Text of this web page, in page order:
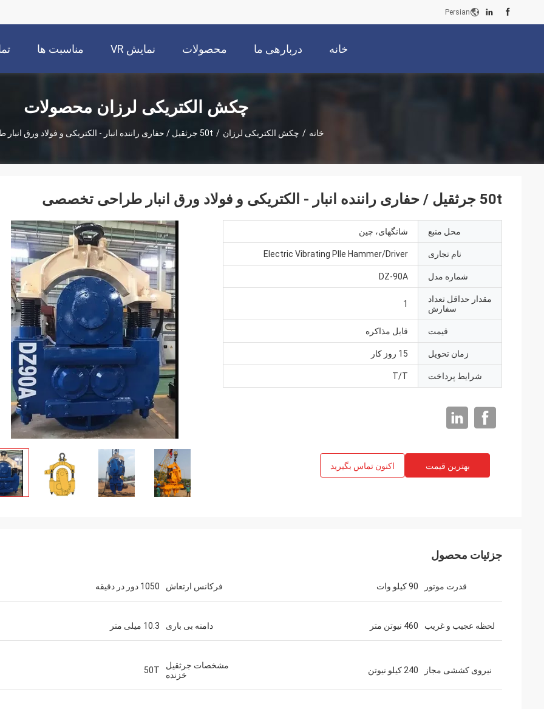
Persian
خانه دربارهی ما محصولات نمایش VR مناسبت ها
چکش الکتریکی لرزان محصولات
خانه / چکش الکتریکی لرزان / 50t جرثقیل / حفاری راننده انبار - الکتریکی و فولاد ورق انبار طراحی تخصصی
50t جرثقیل / حفاری راننده انبار - الکتریکی و فولاد ورق انبار طراحی تخصصی
محل منبع شانگهای، چین
نام تجاری Electric Vibrating PIle Hammer/Driver
شماره مدل DZ-90A
مقدار حداقل تعداد
سفارش
1
قیمت قابل مذاکره
زمان تحویل 15 روز کار
شرایط پرداخت T/T
بهترین قیمت اکنون تماس بگیرید
جزئیات محصول
قدرت موتور 90 کیلو وات فرکانس ارتعاش 1050 دور در دقیقه
لحظه عجیب و غریب 460 نیوتن متر دامنه بی باری 10.3 میلی متر
نیروی کششی مجاز 240 کیلو نیوتن
مشخصات جرثقیل
خزنده
50T